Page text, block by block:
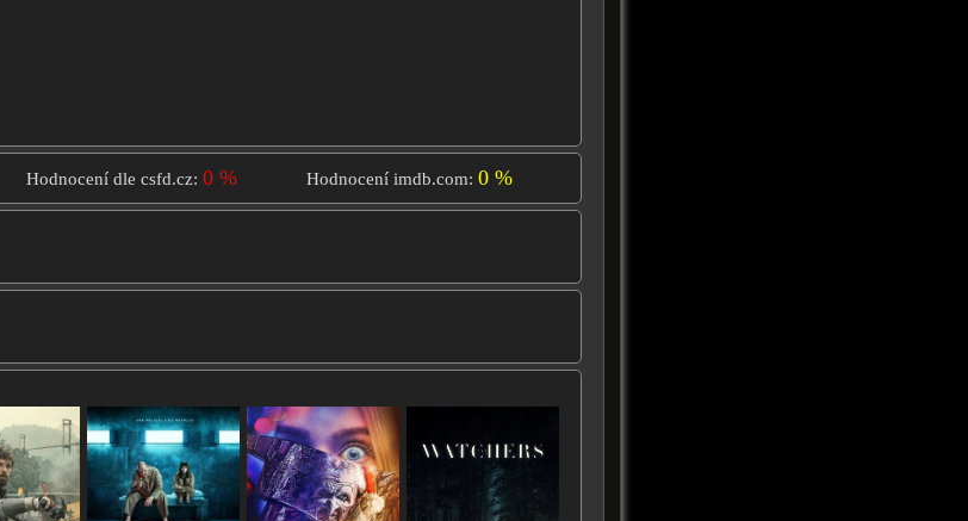
Hodnocení dle csfd.cz: 0 % Hodnocení imdb.com: 0 %